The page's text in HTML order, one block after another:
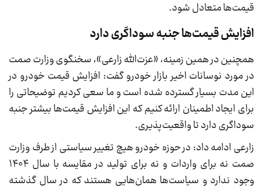
قیمت‌ها متعادل شود.
افزایش قیمت‌ها جنبه سوداگری دارد
همچنین در همین زمینه، «عزت‌الله زارعی»، سخنگوی وزارت صمت
در مورد نوسانات اخیر بازار خودرو گفت: افزایش قیمت خودرو در
این مدت بسیار گسترده شده است و ما سعی کردیم توضیحاتی را
برای ایجاد اطمینان ارائه کنیم که این افزایش قیمت‌ها بیشتر جنبه
سوداگری دارد تا واقعیت‌پذیری.
زارعی ادامه داد: در حوزه خودرو هیچ تغییر سیاستی از طرف وزارت
صمت نه برای واردات و نه برای تولید در مقایسه با سال ۱۴۰۴
وجود ندارد و سیاست‌ها همان‌هایی هستند که در سال گذشته